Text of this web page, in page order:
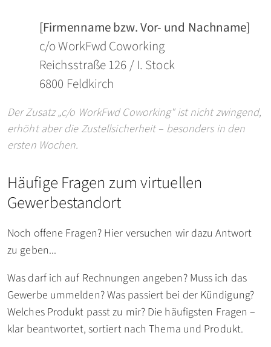
[Firmenname bzw. Vor- und Nachname]
c/o WorkFwd Coworking
Reichsstraße 126 / I. Stock
6800 Feldkirch
Der Zusatz „c/o WorkFwd Coworking" ist nicht zwingend,
erhöht aber die Zustellsicherheit – besonders in den
ersten Wochen.
Häufige Fragen zum virtuellen
Gewerbestandort
Noch offene Fragen? Hier versuchen wir dazu Antwort
zu geben...
Was darf ich auf Rechnungen angeben? Muss ich das
Gewerbe ummelden? Was passiert bei der Kündigung?
Welches Produkt passt zu mir? Die häufigsten Fragen –
klar beantwortet, sortiert nach Thema und Produkt.